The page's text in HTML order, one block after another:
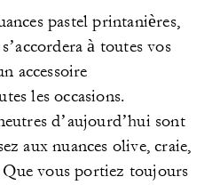
pastel printanières,
à toutes vos
accessoire
les occasions.
d’aujourd’hui sont
aux nuances olive, craie,
Que vous portiez toujours